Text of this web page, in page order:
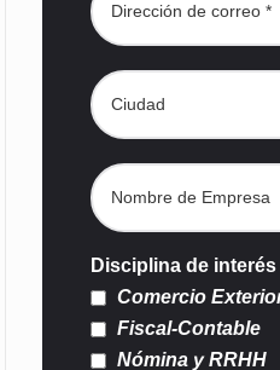
Disciplina de interés
Comercio
Fiscal-Contable
Nómina y RRHH